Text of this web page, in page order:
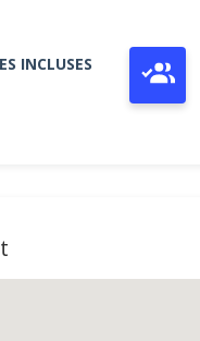
INCLUSES